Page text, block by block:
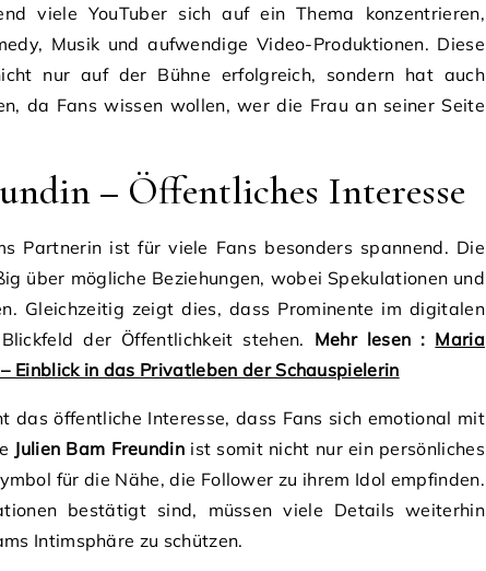
viele YouTuber sich auf ein Thema konzentrieren,
Musik und aufwendige Video-Produktionen. Diese
nur auf der Bühne erfolgreich, sondern hat auch
da Fans wissen wollen, wer die Frau an seiner Seite
– Öffentliches Interesse
Partnerin ist für viele Fans besonders spannend. Die
über mögliche Beziehungen, wobei Spekulationen und
Gleichzeitig zeigt dies, dass Prominente im digitalen
der Öffentlichkeit stehen. Mehr lesen : Maria
Einblick in das Privatleben der Schauspielerin
das öffentliche Interesse, dass Fans sich emotional mit
Julien Bam Freundin ist somit nicht nur ein persönliches
für die Nähe, die Follower zu ihrem Idol empfinden.
bestätigt sind, müssen viele Details weiterhin
Intimsphäre zu schützen.